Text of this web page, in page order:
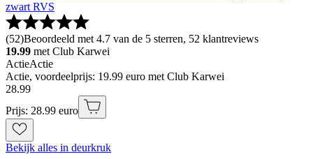
zwart RVS
(52)Beoordeeld met 4.7 van de 5 sterren, 52 klantreviews
19.99 met Club Karwei
ActieActie
Actie, voordeelprijs: 19.99 euro met Club Karwei
28.99
Prijs: 28.99 euro
Bekijk alles in deurkruk